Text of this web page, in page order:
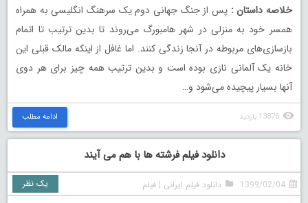
خلاصه داستان : پس از جنگ جهانی دوم یک سرهنگ انگلیسی به همراه
همسر خود به منزلی در شهر هامبورگ می‌روند تا بدین ترتیب تا اتمام
بازسازی‌های مربوطه در آنجا زندگی کنند. اما غافل از اینکه مالک قبلی این
خانه یک آلمانی نازی بوده است و بدین ترتیب همه چیز برای هر دوی
آنها بسیار پیچیده می‌شود و…
13876 بازدید ادامه مطلب
دانلود فیلم فرشته ها با هم می آیند
1399/02/04 دانلود فیلم ایرانی |فیلم یک نظر